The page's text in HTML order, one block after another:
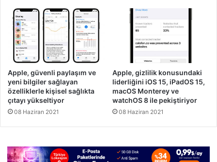
Apple, güvenli paylaşım ve
yeni bilgiler sağlayan
özelliklerle kişisel sağlıkta
çıtayı yükseltiyor
08 Haziran 2021
Apple, gizlilik konusundaki
liderliğini iOS 15, iPadOS 15,
macOS Monterey ve
watchOS 8 ile pekiştiriyor
08 Haziran 2021